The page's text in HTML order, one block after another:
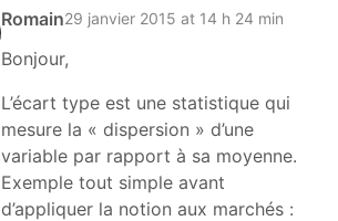
Romain29 janvier 2015 at 14 h 24 min
Bonjour,
L’écart type est une statistique qui
mesure la « dispersion » d’une
variable par rapport à sa moyenne.
Exemple tout simple avant
d’appliquer la notion aux marchés :